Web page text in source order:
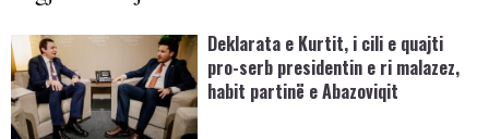
Deklarata e Kurtit, i cili e quajti
pro-serb presidentin e ri malazez,
habit partinë e Abazoviqit